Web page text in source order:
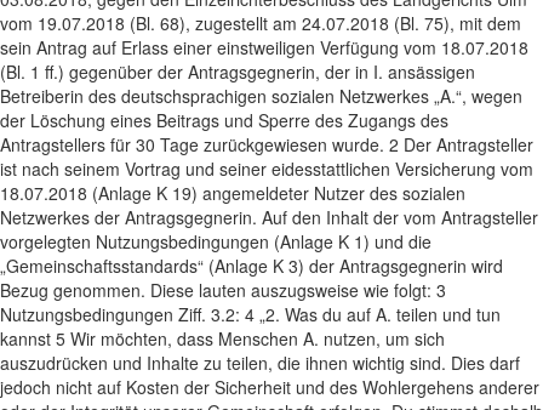
vom 19.07.2018 (Bl. 68), zugestellt am 24.07.2018 (Bl. 75), mit dem
sein Antrag auf Erlass einer einstweiligen Verfügung vom 18.07.2018
(Bl. 1 ff.) gegenüber der Antragsgegnerin, der in I. ansässigen
Betreiberin des deutschsprachigen sozialen Netzwerkes „A.“, wegen
der Löschung eines Beitrags und Sperre des Zugangs des
Antragstellers für 30 Tage zurückgewiesen wurde. 2 Der Antragsteller
ist nach seinem Vortrag und seiner eidesstattlichen Versicherung vom
18.07.2018 (Anlage K 19) angemeldeter Nutzer des sozialen
Netzwerkes der Antragsgegnerin. Auf den Inhalt der vom Antragsteller
vorgelegten Nutzungsbedingungen (Anlage K 1) und die
„Gemeinschaftsstandards“ (Anlage K 3) der Antragsgegnerin wird
Bezug genommen. Diese lauten auszugsweise wie folgt: 3
Nutzungsbedingungen Ziff. 3.2: 4 „2. Was du auf A. teilen und tun
kannst 5 Wir möchten, dass Menschen A. nutzen, um sich
auszudrücken und Inhalte zu teilen, die ihnen wichtig sind. Dies darf
jedoch nicht auf Kosten der Sicherheit und des Wohlergehens anderer